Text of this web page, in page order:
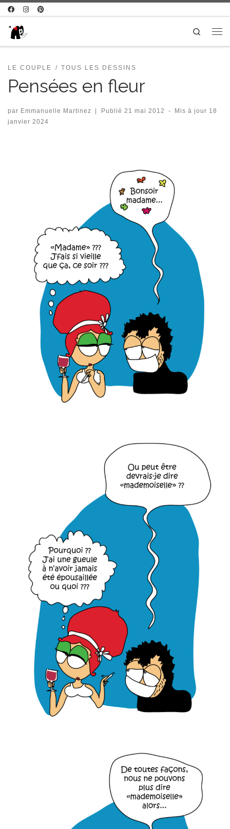
Passer au contenu
Search
LE COUPLE TOUS LES DESSINS
Pensées en fleur
par Emmanuelle Martinez | Publié 21 mai 2012 - Mis à jour 18
janvier 2024